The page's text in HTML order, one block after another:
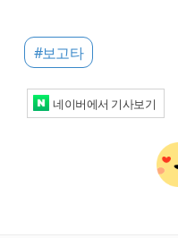
#보고타
네이버에서 기사보기